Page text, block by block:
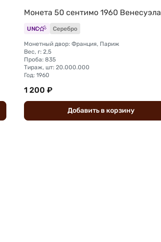
Монета 50 сентимо 1960 Венесуэла
UNC Серебро
Монетный двор: Франция, Париж
Вес, г: 2,5
Проба: 835
Тираж, шт: 20.000.000
Год: 1960
1 200 ₽
Добавить вкорзину